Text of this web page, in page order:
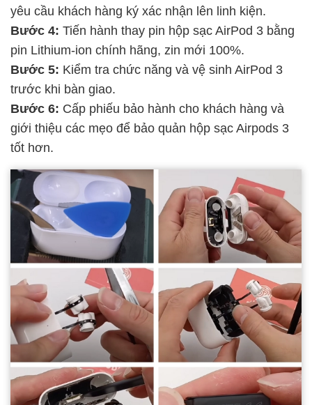
yêu cầu khách hàng ký xác nhận lên linh kiện.
Bước 4: Tiến hành thay pin hộp sạc AirPod 3 bằng
pin Lithium-ion chính hãng, zin mới 100%.
Bước 5: Kiểm tra chức năng và vệ sinh AirPod 3
trước khi bàn giao.
Bước 6: Cấp phiếu bảo hành cho khách hàng và
giới thiệu các mẹo để bảo quản hộp sạc Airpods 3
tốt hơn.